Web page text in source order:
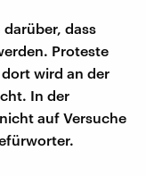
dass
Proteste
wird an der
In der
auf Versuche